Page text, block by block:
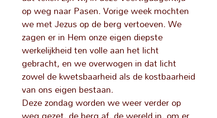
op weg naar Pasen. Vorige week mochten
we met Jezus op de berg vertoeven. We
zagen er in Hem onze eigen diepste
werkelijkheid ten volle aan het licht
gebracht, en we overwogen in dat licht
zowel de kwetsbaarheid als de kostbaarheid
van ons eigen bestaan.
Deze zondag worden we weer verder op